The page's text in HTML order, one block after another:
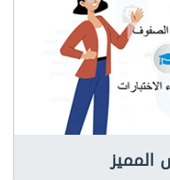
المميز